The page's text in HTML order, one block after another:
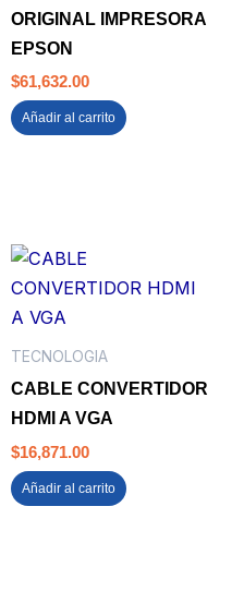
ORIGINAL IMPRESORA
EPSON
$61,632.00
Añadir al carrito
TECNOLOGIA
CABLE CONVERTIDOR
HDMI A VGA
$16,871.00
Añadir al carrito